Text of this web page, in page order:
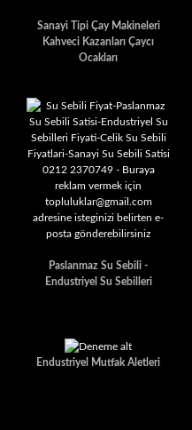
Sanayi Tipi Çay Makineleri
Kahveci Kazanları Çaycı
Ocakları
Paslanmaz Su Sebili -
Endustriyel Su Sebilleri
Endustriyel Mutfak Aletleri